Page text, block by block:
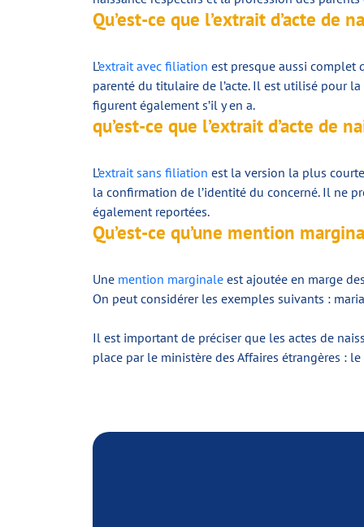
Qu’est-ce que l’extrait d’acte de
L’extrait avec filiation est presque aussi complet
parenté du titulaire de l’acte. Il est utilisé pour
figurent également s’il y en a.
qu’est-ce que l’extrait d’acte de
L’extrait sans filiation est la version la plus
la confirmation de l’identité du concerné. Il ne
également reportées.
Qu’est-ce qu’une mention
Une mention marginale est ajoutée en marge
On peut considérer les exemples suivants :
Il est important de préciser que les actes de
place par le ministère des Affaires étrangères : le